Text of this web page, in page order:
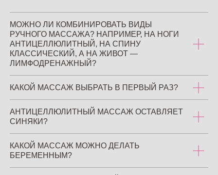
МОЖНО ЛИ КОМБИНИРОВАТЬ ВИДЫ
РУЧНОГО МАССАЖА? НАПРИМЕР, НА НОГИ
АНТИЦЕЛЛЮЛИТНЫЙ, НА СПИНУ
КЛАССИЧЕСКИЙ, А НА ЖИВОТ —
ЛИМФОДРЕНАЖНЫЙ?
КАКОЙ МАССАЖ ВЫБРАТЬ В ПЕРВЫЙ РАЗ?
АНТИЦЕЛЛЮЛИТНЫЙ МАССАЖ ОСТАВЛЯЕТ
СИНЯКИ?
КАКОЙ МАССАЖ МОЖНО ДЕЛАТЬ
БЕРЕМЕННЫМ?
СПА-УХОД И ОБЕРТЫВАНИЯ
Процедуры на премиальной
итальянской уходовой косметике
Сomfort Zone
УЛЬТРАЗВУКОВОЙ РФ-ЛИФТИНГ
Уменьшение объемов тела
и омоложение кожи. А еще –
ЛИЦА